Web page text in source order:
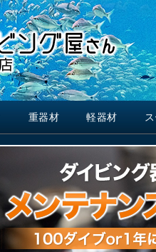
重器材 軽器材